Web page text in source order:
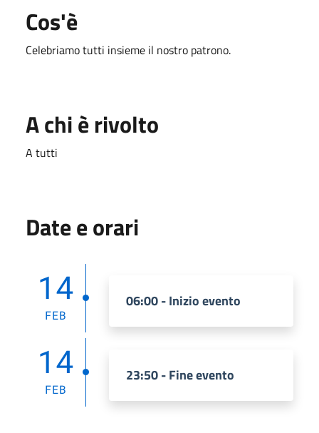
Cos'è
Celebriamo tutti insieme il nostro patrono.
A chi è rivolto
A tutti
Date e orari
14
FEB
06:00 - Inizio evento
14
FEB
23:50 - Fine evento